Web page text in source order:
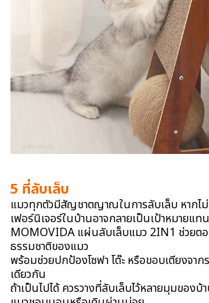
5 ที่ลับเล็บ
แมวทุกตัวมีสัญชาตญาณในการลับเล็บ หากไ
เฟอร์นิเจอร์ในบ้านอาจกลายเป็นเป้าหมายแทน
MOMOVIDA แผ่นลับเล็บแมว 2IN1 ช่วยต
ธรรมชาติของแมว
พร้อมช่วยปกป้องโซฟา โต๊ะ หรือขอบเตียงจาก
เดียวกัน
ถ้าเป็นไปได้ ควรวางที่ลับเล็บไว้หลายมุมของบ้